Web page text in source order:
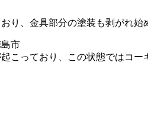
り、金具部分の塗装も剥がれ始
こっており、この状態ではコ